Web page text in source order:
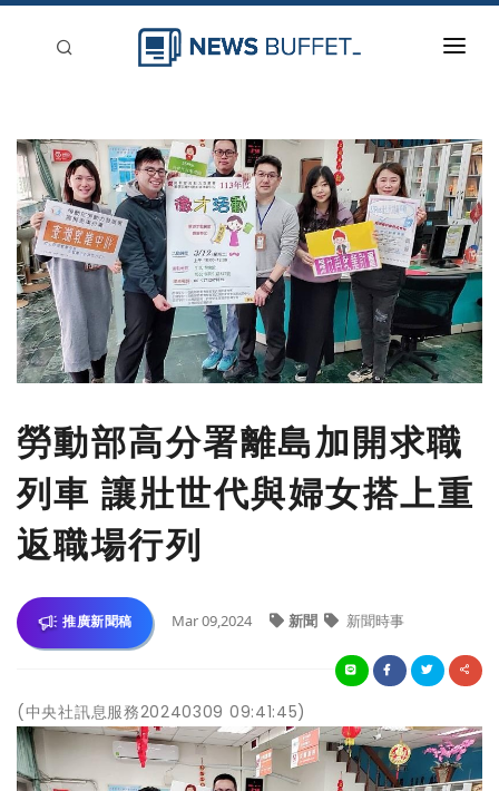
新聞稿分類
登入
刊登
勞動部高分署離島加開求職
列車 讓壯世代與婦女搭上重
返職場行列
推廣新聞稿 Mar 09,2024 新聞 新聞時事
(中央社訊息服務20240309 09:41:45)